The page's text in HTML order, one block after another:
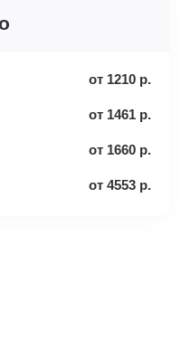
от 1210 р.
от 1461 р.
от 1660 р.
от 4553 р.